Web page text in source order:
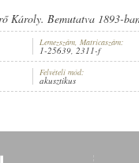
(ZONGORA)
Károly. Bemutatva 1893-
Lemezszám, Matricaszám:
1-25639, 2311-f
Felvételi mód:
akusztikus